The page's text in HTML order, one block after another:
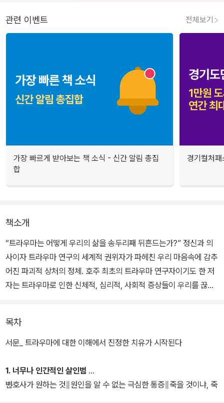
관련 이벤트 전체보기
가장 빠르게 받아보는 책 소식 - 신간 알림 총집
합
경기컬처
책소개
“트라우마는 어떻게 우리의 삶을 송두리째 뒤흔드는가?” 정신과 의
사이자 트라우마 연구의 세계적 권위자가 파헤친 우리 마음속에 감추
어진 파괴적 상처의 정체. 호주 최초의 트라우마 연구자이기도 한 저
자는 트라우마로 인한 신체적, 심리적, 사회적 증상들이 우리를 끊임
수 있다고 이야기한다.
현대인들에게 트라우마에 대한 이해는 필수라고 환기시키며 “그 무
엇보다 삶에 크고 강렬한 영향을 미치는 트라우마를 끊임없이 세상
목차
서문_ 트라우마에 대한 이해에서 진정한 치유가 시작된다
1. 너무나 인간적인 살인범
변호사가 원하는 것∥원인을 알 수 없는 극심한 통증∥죽을 것이냐, 죽